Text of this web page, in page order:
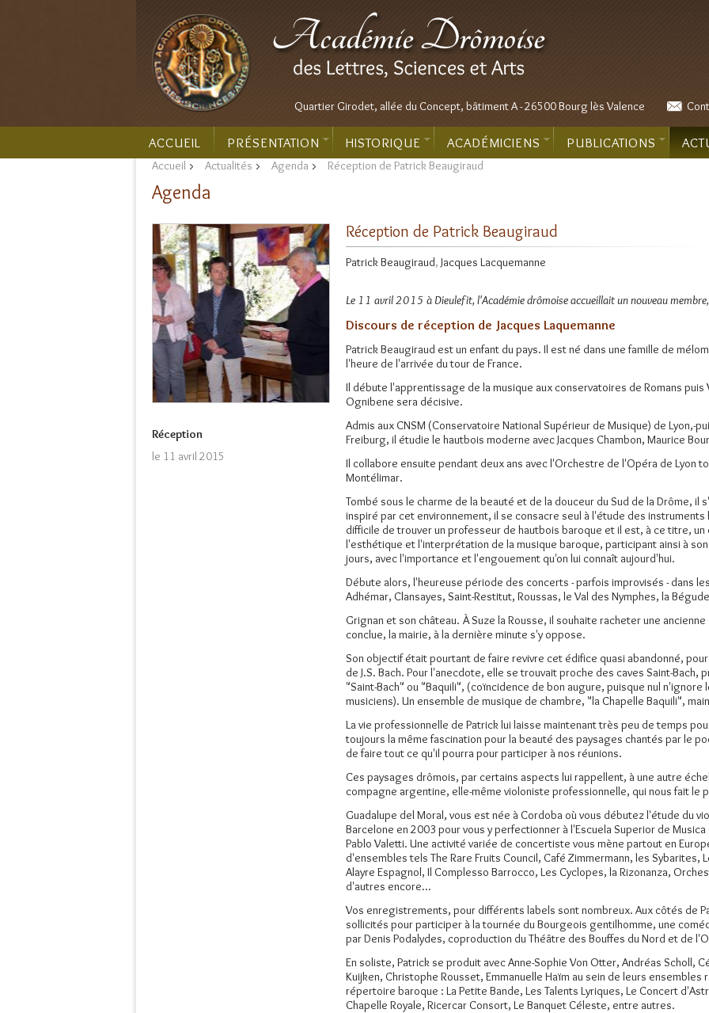
Quartier Girodet, allée du Concept, bâtiment A - 26500 Bourg lès Valence
ACCUEIL PRÉSENTATION HISTORIQUE ACADÉMICIENS PUBLICATIONS
Accueil > Actualités > Agenda > Réception de Patrick Beaugiraud
Agenda
Réception
le 11 avril 2015
Réception de Patrick Beaugiraud
Patrick Beaugiraud, Jacques Lacquemanne
Le 11 avril 2015 à Dieulefit, l'Académie drômoise accueillait un nouveau
Discours de réception de Jacques Laquemanne
Patrick Beaugiraud est un enfant du pays. Il est né dans une famille de
l'heure de l'arrivée du tour de France.
Il débute l'apprentissage de la musique aux conservatoires de Romans
Ognibene sera décisive.
Admis aux CNSM (Conservatoire National Supérieur de Musique) de Lyon,-
Freiburg, il étudie le hautbois moderne avec Jacques Chambon, Maurice
Il collabore ensuite pendant deux ans avec l'Orchestre de l'Opéra de Lyon
Montélimar.
Tombé sous le charme de la beauté et de la douceur du Sud de la Drôme, il
inspiré par cet environnement, il se consacre seul à l'étude des
difficile de trouver un professeur de hautbois baroque et il est, à ce titre,
l'esthétique et l'interprétation de la musique baroque, participant ainsi à
jours, avec l'importance et l'engouement qu'on lui connaît aujourd'hui.
Débute alors, l'heureuse période des concerts - parfois improvisés - dans
Adhémar, Clansayes, Saint-Restitut, Roussas, le Val des Nymphes, la
Grignan et son château. À Suze la Rousse, il souhaite racheter une
conclue, la mairie, à la dernière minute s'y oppose.
Son objectif était pourtant de faire revivre cet édifice quasi abandonné,
de J.S. Bach. Pour l'anecdote, elle se trouvait proche des caves Saint-
"Saint-Bach" ou "Baquili", (coïncidence de bon augure, puisque nul
musiciens). Un ensemble de musique de chambre, "la Chapelle Baquili",
La vie professionnelle de Patrick lui laisse maintenant très peu de temps
toujours la même fascination pour la beauté des paysages chantés par le
de faire tout ce qu'il pourra pour participer à nos réunions.
Ces paysages drômois, par certains aspects lui rappellent, à une autre
compagne argentine, elle-même violoniste professionnelle, qui nous fait le
Guadalupe del Moral, vous est née à Cordoba où vous débutez l'étude du
Barcelone en 2003 pour vous y perfectionner à l'Escuela Superior de
Pablo Valetti. Une activité variée de concertiste vous mène partout en
d'ensembles tels The Rare Fruits Council, Café Zimmermann, les Sybarites,
Alayre Espagnol, Il Complesso Barrocco, Les Cyclopes, la Rizonanza,
d'autres encore...
Vos enregistrements, pour différents labels sont nombreux. Aux côtés de
sollicités pour participer à la tournée du Bourgeois gentilhomme, une
par Denis Podalydes, coproduction du Théâtre des Bouffes du Nord et de
En soliste, Patrick se produit avec Anne-Sophie Von Otter, Andréas Scholl,
Kuijken, Christophe Rousset, Emmanuelle Haïm au sein de leurs
répertoire baroque : La Petite Bande, Les Talents Lyriques, Le Concert
Chapelle Royale, Ricercar Consort, Le Banquet Céleste, entre autres.